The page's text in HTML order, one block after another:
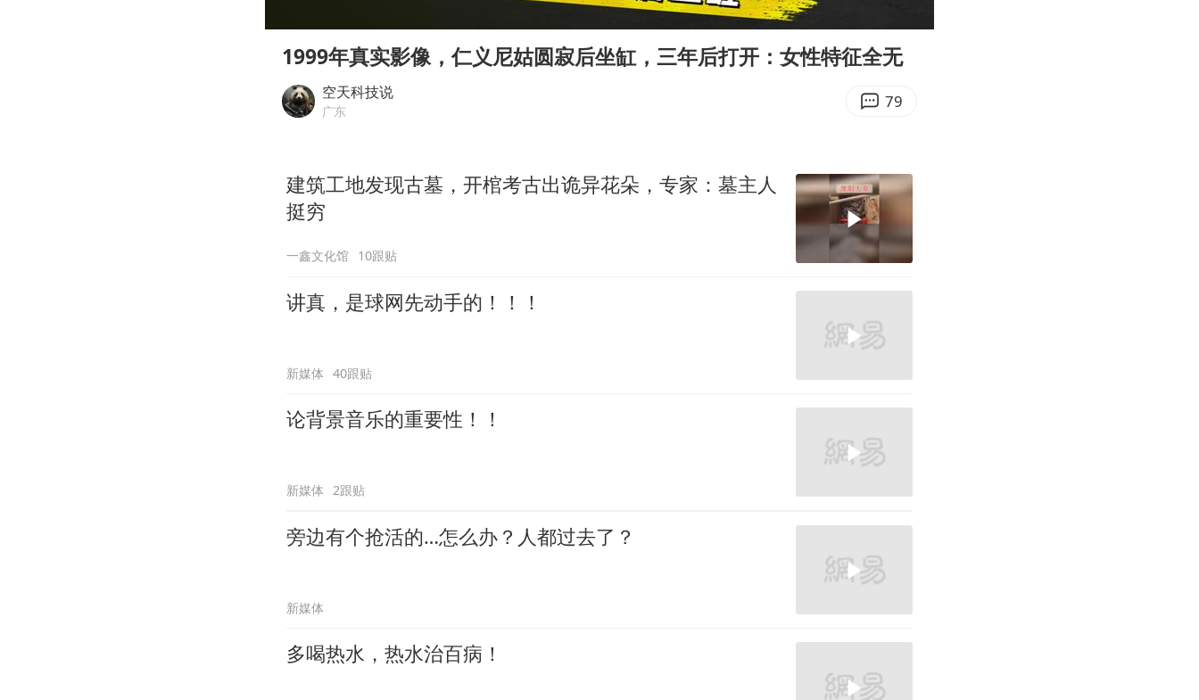
包文婧：二胎很难一碗水端平
香港宏福苑火灾或由烟头引起
浙江一9岁男孩被海浪卷走仍在搜救中
1999年真实影像，仁义尼姑圆寂后坐缸，三年后打开：女性特征全无
空天科技说
广东 79
建筑工地发现古墓，开棺考古出诡异花朵，专家：墓主人
挺穷
一鑫文化馆 10跟贴
讲真，是球网先动手的！！！
新媒体 40跟贴
论背景音乐的重要性！！
新媒体 2跟贴
旁边有个抢活的…怎么办？人都过去了？
新媒体
多喝热水，热水治百病！